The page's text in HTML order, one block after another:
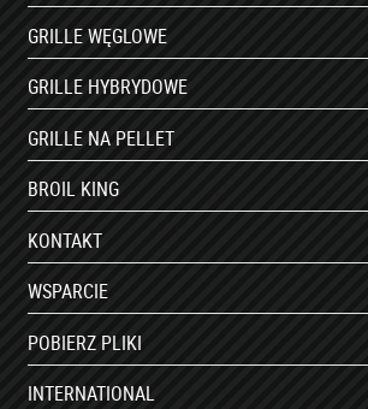
GRILLE WĘGLOWE
GRILLE HYBRYDOWE
GRILLE NA PELLET
BROIL KING
KONTAKT
WSPARCIE
POBIERZ PLIKI
INTERNATIONAL